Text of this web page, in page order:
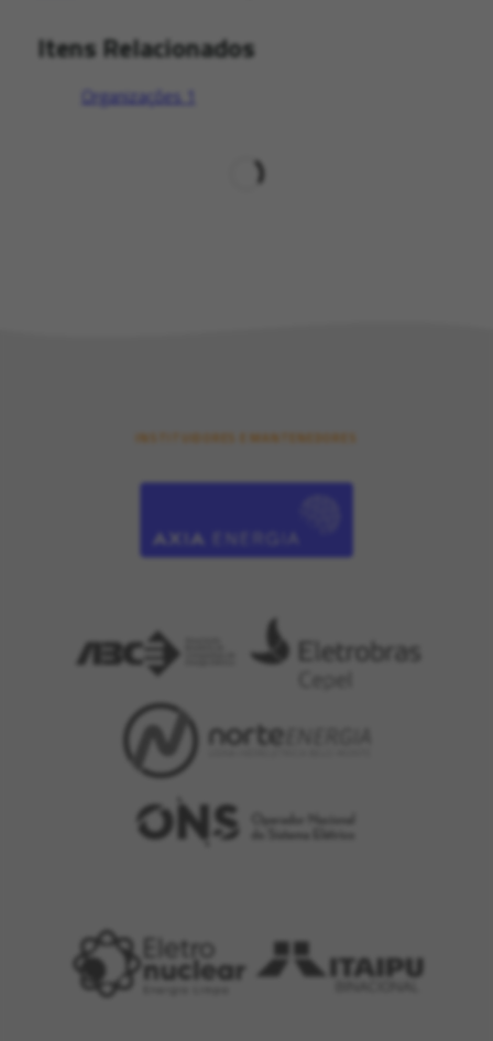
Itens Relacionados
Organizações
INSTITUIDORES E MANTENEDORES